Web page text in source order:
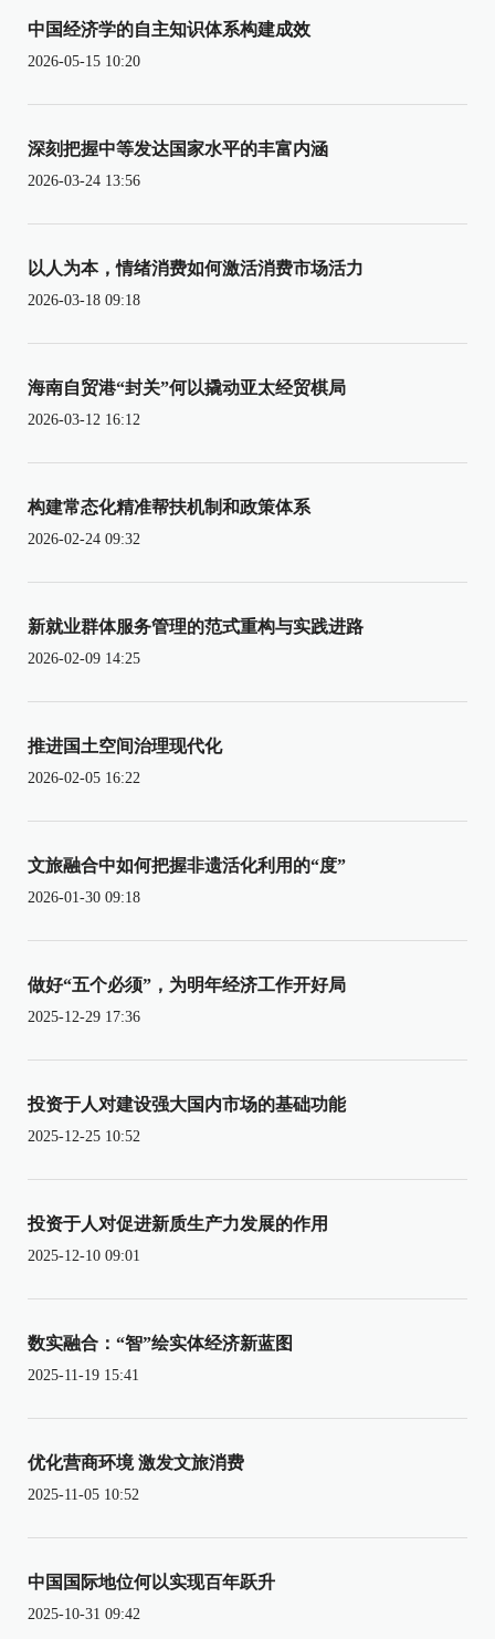
中国经济学的自主知识体系构建成效
2026-05-15 10:20
深刻把握中等发达国家水平的丰富内涵
2026-03-24 13:56
以人为本，情绪消费如何激活消费市场活力
2026-03-18 09:18
海南自贸港“封关”何以撬动亚太经贸棋局
2026-03-12 16:12
构建常态化精准帮扶机制和政策体系
2026-02-24 09:32
新就业群体服务管理的范式重构与实践进路
2026-02-09 14:25
推进国土空间治理现代化
2026-02-05 16:22
文旅融合中如何把握非遗活化利用的“度”
2026-01-30 09:18
做好“五个必须”，为明年经济工作开好局
2025-12-29 17:36
投资于人对建设强大国内市场的基础功能
2025-12-25 10:52
投资于人对促进新质生产力发展的作用
2025-12-10 09:01
数实融合：“智”绘实体经济新蓝图
2025-11-19 15:41
优化营商环境 激发文旅消费
2025-11-05 10:52
中国国际地位何以实现百年跃升
2025-10-31 09:42